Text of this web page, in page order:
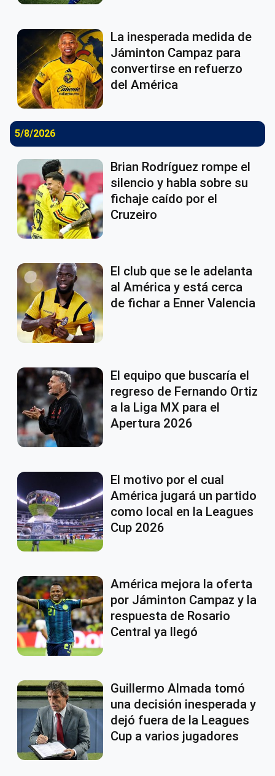
La inesperada medida de
Jáminton Campaz para
convertirse en refuerzo
del América
5/8/2026
Brian Rodríguez rompe el
silencio y habla sobre su
fichaje caído por el
Cruzeiro
El club que se le adelanta
al América y está cerca
de fichar a Enner Valencia
El equipo que buscaría el
regreso de Fernando Ortiz
a la Liga MX para el
Apertura 2026
El motivo por el cual
América jugará un partido
como local en la Leagues
Cup 2026
América mejora la oferta
por Jáminton Campaz y la
respuesta de Rosario
Central ya llegó
Guillermo Almada tomó
una decisión inesperada y
dejó fuera de la Leagues
Cup a varios jugadores